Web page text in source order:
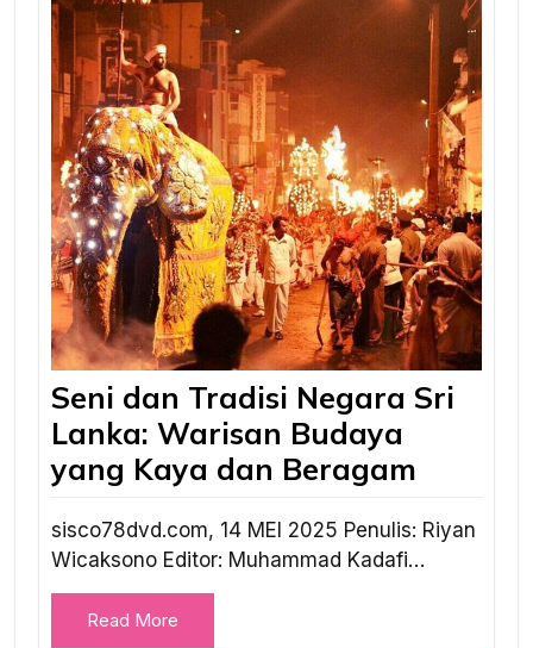
Seni dan Tradisi Negara Sri
Lanka: Warisan Budaya
yang Kaya dan Beragam
sisco78dvd.com, 14 MEI 2025 Penulis: Riyan
Wicaksono Editor: Muhammad Kadafi…
Read More